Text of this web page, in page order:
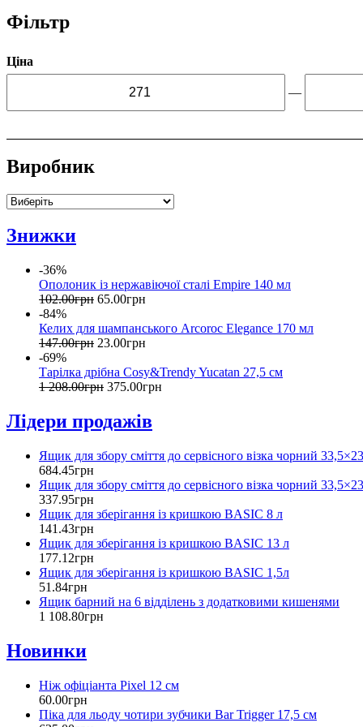
Фільтр
Ціна
—
Виробник
Знижки
-36%
Ополоник із нержавіючої сталі Empire 140 мл
102.00грн 65.00грн
-84%
Келих для шампанського Arcoroc Elegance 170 мл
147.00грн 23.00грн
-69%
Тарілка дрібна Cosy&Trendy Yucatan 27,5 см
1 208.00грн 375.00грн
Лідери продажів
Ящик для збору сміття до сервісного візка чорний
684.45грн
Ящик для збору сміття до сервісного візка чорний
337.95грн
Ящик для зберігання із кришкою BASIC 8 л
141 .43грн
Ящик для зберігання із кришкою BASIC 13 л
177.12грн
Ящик для зберігання із кришкою BASIC 1,5л
51 .84грн
Ящик барний на 6 відділень з додатковими кишенями
1 108.80грн
Новинки
Ніж офіціанта Pixel 12 см
60.00грн
Піка для льоду чотири зубчики Bar Trigger 17,5 см